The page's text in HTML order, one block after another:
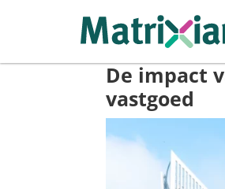
De impact
vastgoed